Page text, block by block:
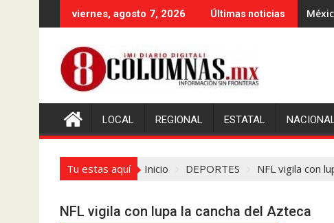
al
viernes, agosto 7, 2026 Últimas noticias
LOCAL REGIONAL ESTATAL
Tu estas aquí Inicio DEPORTES NFL vigila con
NFL vigila con lupa la cancha del Azteca